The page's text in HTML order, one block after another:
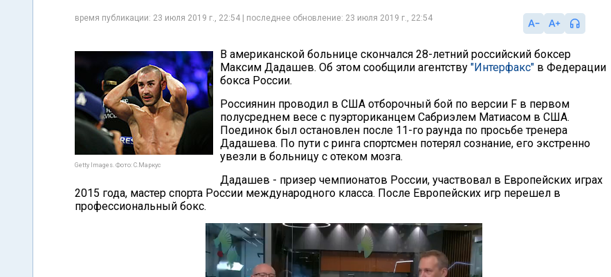
время публикации: 23 июля 2019 г., 22:54 | последнее обновление: 23 июля 2019 г., 22:54
Getty Images. Фото: С.Маркус
В американской больнице скончался 28-летний российский боксер
Максим Дадашев. Об этом сообщили агентству "Интерфакс" в Федерации
бокса России.
Россиянин проводил в США отборочный бой по версии F в первом
полусреднем весе с пуэрториканцем Сабриэлем Матиасом в США.
Поединок был остановлен после 11-го раунда по просьбе тренера
Дадашева. По пути с ринга спортсмен потерял сознание, его экстренно
увезли в больницу с отеком мозга.
Дадашев - призер чемпионатов России, участвовал в Европейских играх
2015 года, мастер спорта России международного класса. После Европейских игр перешел в
профессиональный бокс.